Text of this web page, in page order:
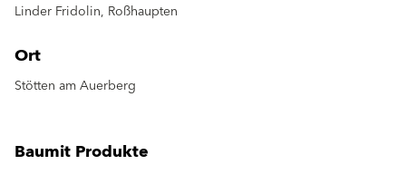
Linder Fridolin, Roßhaupten
Ort
Stötten am Auerberg
Baumit Produkte